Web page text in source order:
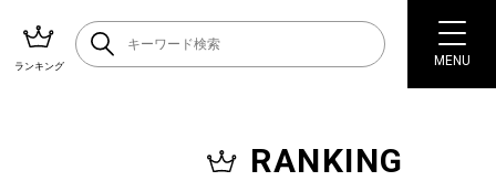
ランキング MENU
RANKING